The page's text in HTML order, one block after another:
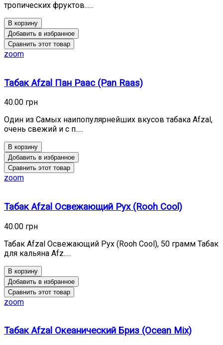
тропических фруктов......
В корзину
Добавить в избранное
Сравнить этот товар
zoom
Табак Afzal Пан Раас (Pan Raas)
40.00 грн
Один из Самых наипопулярнейших вкусов табака Afzal,
очень свежий и с п.....
В корзину
Добавить в избранное
Сравнить этот товар
zoom
Табак Afzal Освежающий Рух (Rooh Cool)
40.00 грн
Табак Afzal Освежающий Рух (Rooh Cool), 50 грамм Табак
для кальяна Afz.....
В корзину
Добавить в избранное
Сравнить этот товар
zoom
Табак Afzal Океанический Бриз (Ocean Mix)